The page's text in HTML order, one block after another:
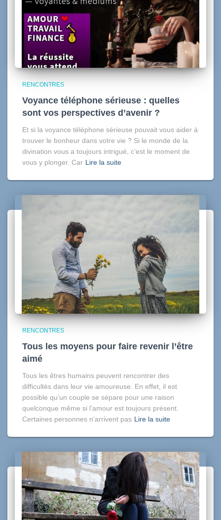
RENCONTRES
Voyance téléphone sérieuse : quelles
sont vos perspectives d’avenir ?
Et si la voyance téléphone sérieuse pouvait vous aider à
trouver le bonheur dans votre vie ? Si le monde de la
divination vous a toujours intrigué, c’est le moment de
vous y plonger. Car Lire la suite
RENCONTRES
Tous les moyens pour faire revenir l’être
aimé
Tous les êtres humains peuvent rencontrer des
difficultés dans leur vie amoureuse. En effet, il est
possible qu’un couple se sépare pour une raison
quelconque même si l’amour est toujours présent.
Certaines personnes n’arrivent pas Lire la suite